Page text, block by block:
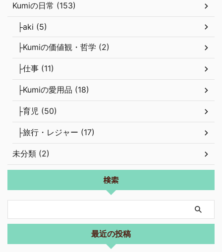
Kumiの日常 (153)
├aki (5)
├Kumiの価値観・哲学 (2)
├仕事 (11)
├Kumiの愛用品 (18)
├育児 (50)
├旅行・レジャー (17)
未分類 (2)
検索
最近の投稿